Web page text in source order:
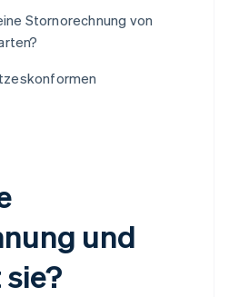
Stornorechnung von
und